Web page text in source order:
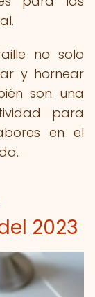
no solo
y hornear
son una
para
en el
2023